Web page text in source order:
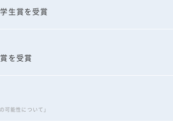
生賞を受賞
を受賞
能性について」